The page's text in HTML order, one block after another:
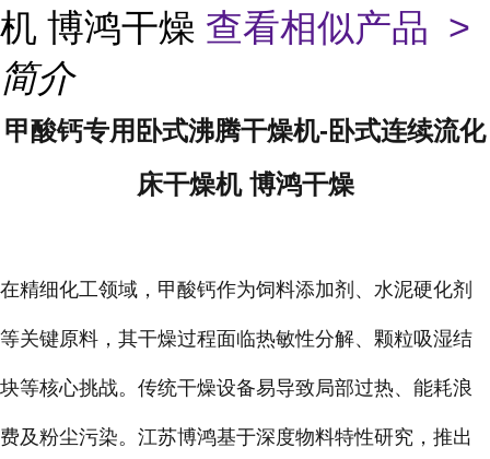
机 博鸿干燥 查看相似产品 >
简介
甲酸钙专用卧式沸腾干燥机-卧式连续流化
床干燥机 博鸿干燥
在精细化工领域，甲酸钙作为饲料添加剂、水泥硬化剂
等关键原料，其干燥过程面临热敏性分解、颗粒吸湿结
块等核心挑战。传统干燥设备易导致局部过热、能耗浪
费及粉尘污染。江苏博鸿基于深度物料特性研究，推出